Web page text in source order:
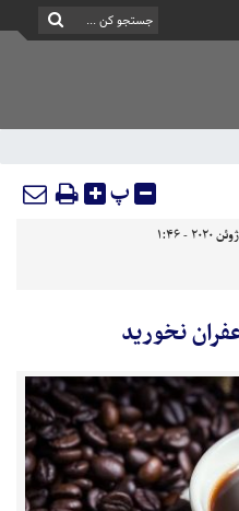
پ
نخورید